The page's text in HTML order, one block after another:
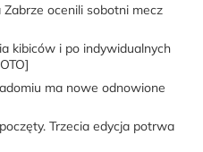
ocenili sobotni mecz
kibiców i po indywidualnych
ma nowe odnowione
Trzecia edycja potrwa